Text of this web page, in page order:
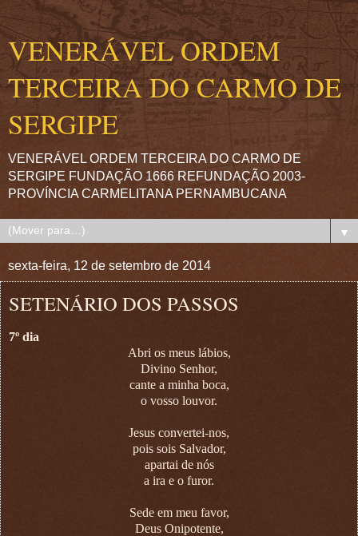
VENERÁVEL ORDEM
TERCEIRA DO CARMO DE
SERGIPE
VENERÁVEL ORDEM TERCEIRA DO CARMO DE
SERGIPE FUNDAÇÃO 1666 REFUNDAÇÃO 2003-
PROVÍNCIA CARMELITANA PERNAMBUCANA
▼
sexta-feira, 12 de setembro de 2014
SETENÁRIO DOS PASSOS
7º dia
Abri os meus lábios,
Divino Senhor,
cante a minha boca,
o vosso louvor.
Jesus convertei-nos,
pois sois Salvador,
apartai de nós
a ira e o furor.
Sede em meu favor,
Deus Onipotente,